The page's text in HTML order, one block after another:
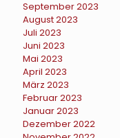
September 2023
August 2023
Juli 2023
Juni 2023
Mai 2023
April 2023
März 2023
Februar 2023
Januar 2023
Dezember 2022